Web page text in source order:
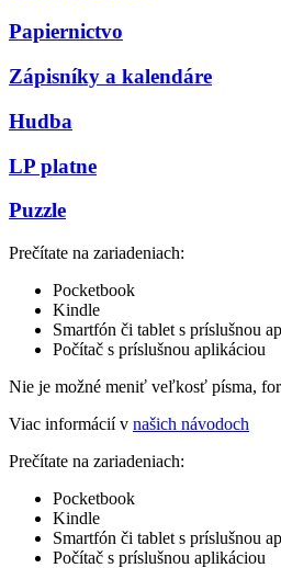
Papiernictvo
Zápisníky a kalendáre
Hudba
LP platne
Puzzle
Prečítate na zariadeniach:
Pocketbook
Kindle
Smartfón či tablet s príslušnou
Počítač s príslušnou aplikáciou
Nie je možné meniť veľkosť písma,
Viac informácií v našich návodoch
Prečítate na zariadeniach:
Pocketbook
Kindle
Smartfón či tablet s príslušnou
Počítač s príslušnou aplikáciou